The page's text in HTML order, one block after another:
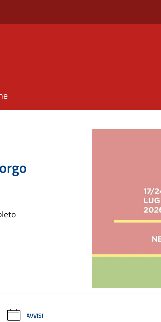
AVVISI